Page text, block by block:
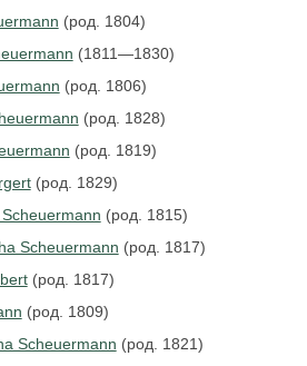
(род. 1804)
(1811—1830)
(род. 1806)
(род. 1828)
(род. 1819)
(род. 1829)
(род. 1815)
Scheuermann (род. 1817)
(род. 1817)
(род. 1809)
Scheuermann (род. 1821)